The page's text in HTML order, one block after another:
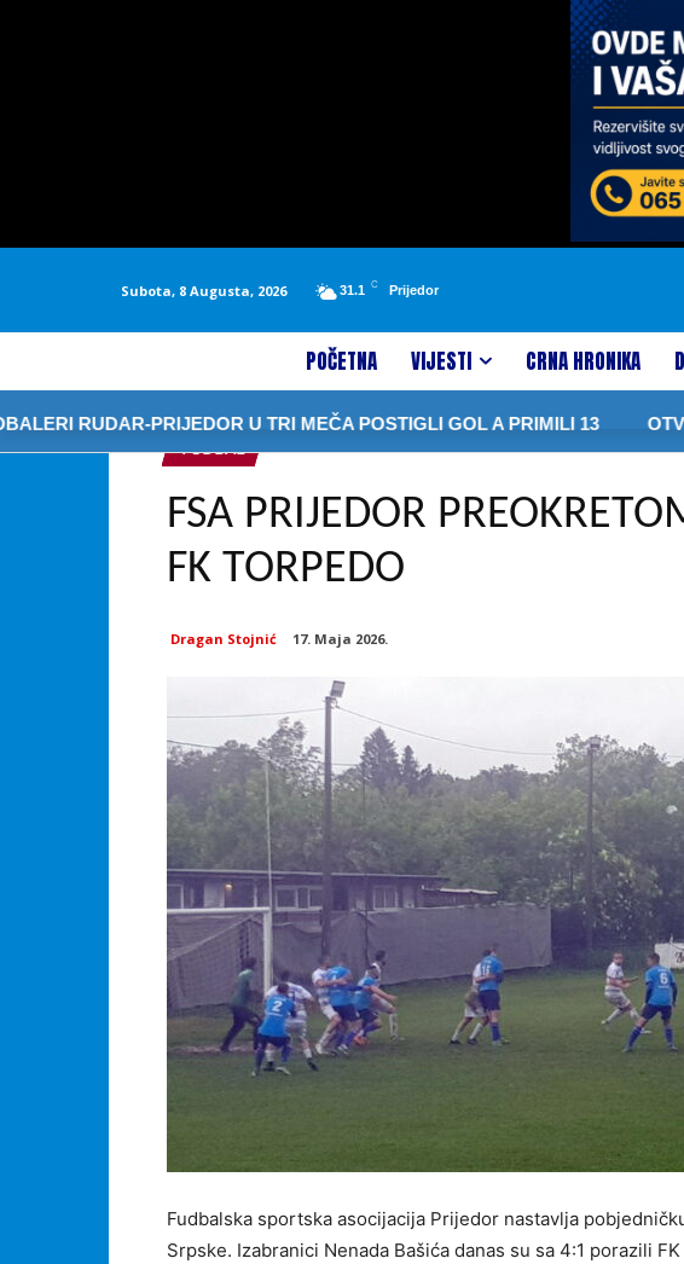
Subota, 8 Augusta, 2026 31.1 C Prijedor
POČETNA VIJESTI CRNA HRONIKA
RUDAR-PRIJEDOR U TRI MEČA POSTIGLI GOL A PRIMILI 13
FUDBAL
FSA PRIJEDOR
FK TORPEDO
Dragan Stojnić 17. Maja 2026.
Fudbalska sportska asocijacija Prijedor nastavlja
Srpske. Izabranici Nenada Bašića danas su sa 4:1 porazili